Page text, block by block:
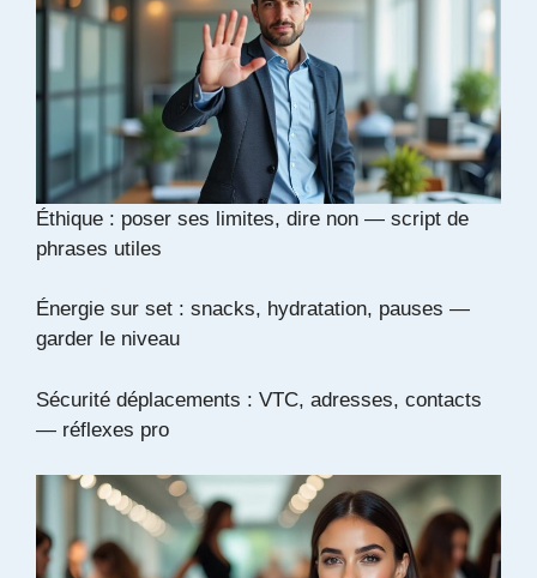
Éthique : poser ses limites, dire non — script de
phrases utiles
Énergie sur set : snacks, hydratation, pauses —
garder le niveau
Sécurité déplacements : VTC, adresses, contacts
— réflexes pro